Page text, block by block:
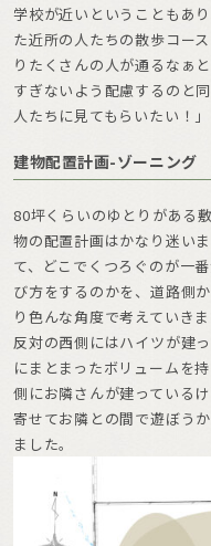
学校が近いということもあ
た近所の人たちの散歩コー
りたくさんの人が通るなぁ
すぎないよう配慮するのと
人たちに見てもらいたい！
建物配置計画-ゾーニング
80坪くらいのゆとりがある
物の配置計画はかなり迷い
て、どこでくつろぐのが一
び方をするのかを、道路側
り色んな角度で考えていき
反対の西側にはハイツが建
にまとまったボリュームを
側にお隣さんが建っている
寄せてお隣との間で遊ぼう
ました。